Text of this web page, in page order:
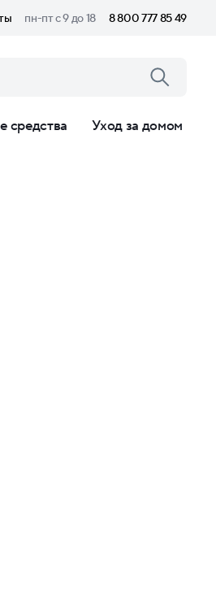
пн-пт с 9 до 18 8 800 777 85 49
средства Уход за домом